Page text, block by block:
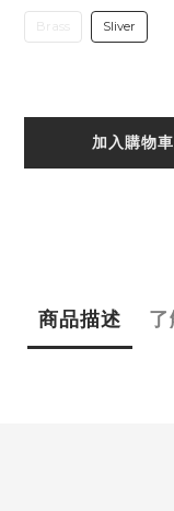
Brass Sliver
加入購物車
商品描述